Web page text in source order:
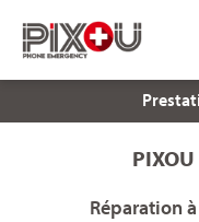
Réparation